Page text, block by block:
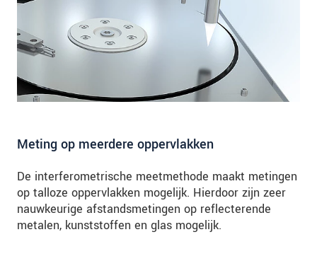
Meting op meerdere oppervlakken
De interferometrische meetmethode maakt metingen
op talloze oppervlakken mogelijk. Hierdoor zijn zeer
nauwkeurige afstandsmetingen op reflecterende
metalen, kunststoffen en glas mogelijk.